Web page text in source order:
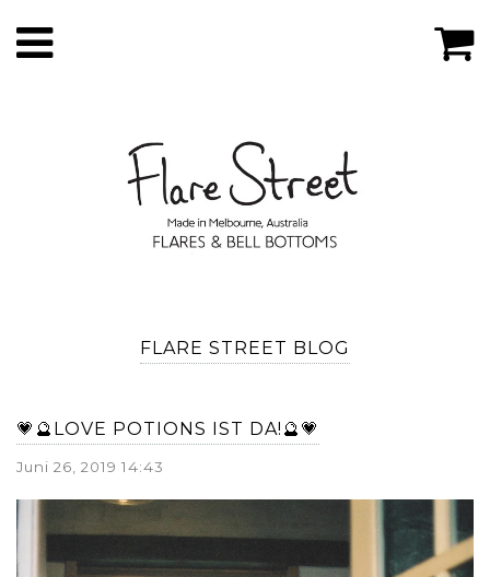
FLARE STREET BLOG
💗🔮LOVE POTIONS IST DA!🔮💗
Juni 26, 2019 14:43